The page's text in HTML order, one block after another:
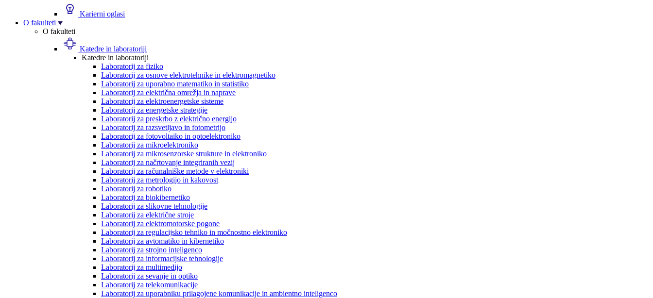
Karierni oglasi
O fakulteti
O fakulteti
Katedre in laboratoriji
Katedre in laboratoriji
Laboratorij za fiziko
Laboratorij za osnove elektrotehnike in elektromagnetiko
Laboratorij za uporabno matematiko in statistiko
Laboratorij za električna omrežja in naprave
Laboratorij za elektroenergetske sisteme
Laboratorij za energetske strategije
Laboratorij za preskrbo z električno energijo
Laboratorij za razsvetljavo in fotometrijo
Laboratorij za fotovoltaiko in optoelektroniko
Laboratorij za mikroelektroniko
Laboratorij za mikrosenzorske strukture in elektroniko
Laboratorij za načrtovanje integriranih vezij
Laboratorij za računalniške metode v elektroniki
Laboratorij za metrologijo in kakovost
Laboratorij za robotiko
Laboratorij za biokibernetiko
Laboratorij za slikovne tehnologije
Laboratorij za električne stroje
Laboratorij za elektromotorske pogone
Laboratorij za regulacijsko tehniko in močnostno elektroniko
Laboratorij za avtomatiko in kibernetiko
Laboratorij za strojno inteligenco
Laboratorij za informacijske tehnologije
Laboratorij za multimedijo
Laboratorij za sevanje in optiko
Laboratorij za telekomunikacije
Laboratorij za uporabniku prilagojene komunikacije in ambientno inteligenco